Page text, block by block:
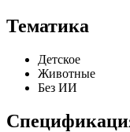
Тематика
Детское
Животные
Без ИИ